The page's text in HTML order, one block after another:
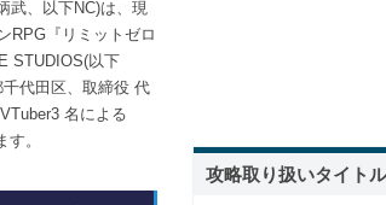
武、以下NC)は、現
RPG『リミットゼロ
STUDIOS(以下
代田区、取締役 代
名による
。
攻略取り扱いタイトル